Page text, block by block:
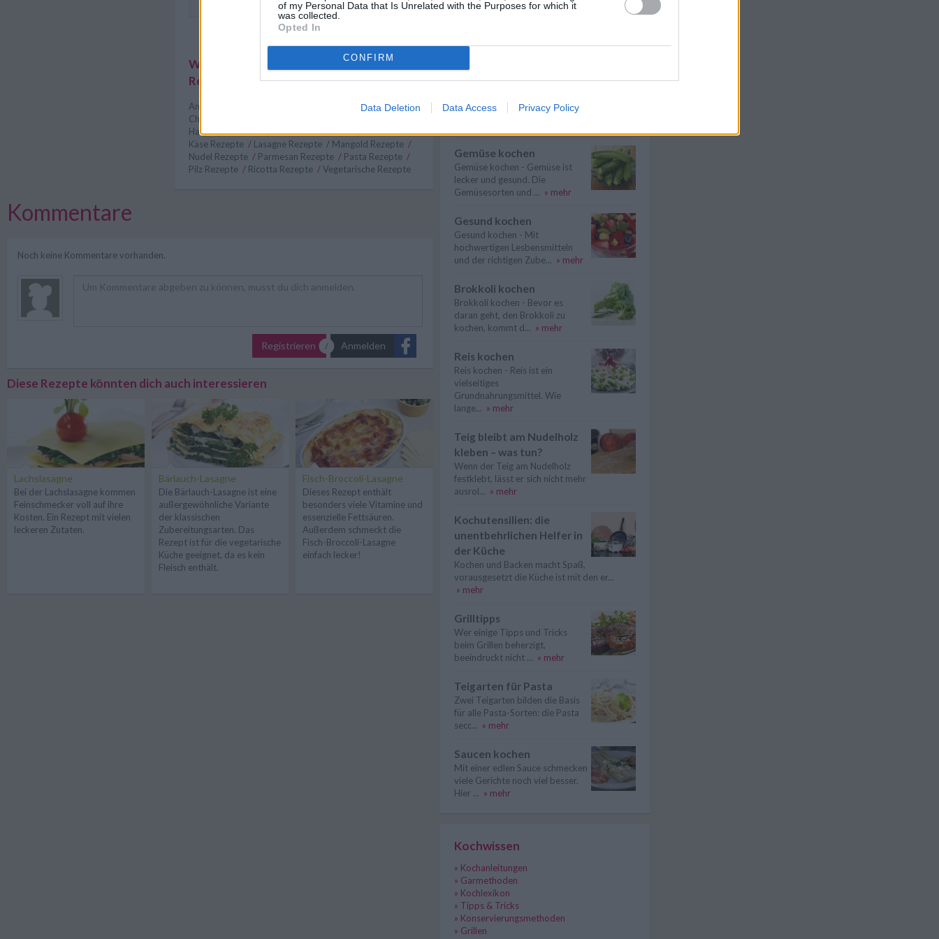
of my Personal Data that Is Unrelated with the Purposes for which it
was collected.
Opted In
CONFIRM
Data Deletion Data Access Privacy Policy
Weitere interessante
Rezeptsammlungen
Anfänger Rezepte
Champignon Rezepte
Hauptspeisen Rezepte/Italienische Rezepte/
Käse Rezepte / Lasagne Rezepte / Mangold Rezepte /
Nudel Rezepte / Parmesan Rezepte / Pasta Rezepte /
Pilz Rezepte / Ricotta Rezepte /Vegetarische Rezepte
Kommentare
Noch keine Kommentare vorhanden.
Registrieren Anmelden
Diese Rezepte könnten dich auch interessieren
Lachslasagne
Bei der Lachslasagne kommen
Feinschmecker voll auf ihre
Kosten. Ein Rezept mit vielen
leckeren Zutaten.
Bärlauch-Lasagne
Die Bärlauch-Lasagne ist eine
außergewöhnliche Variante
der klassischen
Zubereitungsarten. Das
Rezept ist für die vegetarische
Küche geeignet, da es kein
Fleisch enthält.
Fisch-Broccoli-Lasagne
Dieses Rezept enthält
besonders viele Vitamine und
essenzielle Fettsäuren.
Außerdem schmeckt die
Fisch-Broccoli-Lasagne
einfach lecker!
nützliche Informationen zum
Suppen kochen
Als Grundlage für Suppen dienen
Gemüse kochen
Gemüse kochen - Gemüse ist
lecker und gesund. Die
Gemüsesorten und ... » mehr
Gesund kochen
Gesund kochen - Mit
hochwertigen Lesbensmitteln
und der richtigen Zube... » mehr
Brokkoli kochen
Brokkoli kochen - Bevor es
daran geht, den Brokkoli zu
kochen, kommt d... » mehr
Reis kochen
Reis kochen - Reis ist ein
vielseitiges
Grundnahrungsmittel. Wie
lange... » mehr
Teig bleibt am Nudelholz
kleben – was tun?
Wenn der Teig am Nudelholz
festklebt, lässt er sich nicht mehr
ausrol... » mehr
Kochutensilien: die
unentbehrlichen Helfer in
der Küche
Kochen und Backen macht Spaß,
vorausgesetzt die Küche ist mit den er...
» mehr
Grilltipps
Wer einige Tipps und Tricks
beim Grillen beherzigt,
beeindruckt nicht ... » mehr
Teigarten für Pasta
Zwei Teigarten bilden die Basis
für alle Pasta-Sorten: die Pasta
secc... » mehr
Saucen kochen
Mit einer edlen Sauce schmecken
viele Gerichte noch viel besser.
Hier ... » mehr
Kochwissen
» Kochanleitungen
» Garmethoden
» Kochlexikon
» Tipps & Tricks
» Konservierungsmethoden
» Grillen